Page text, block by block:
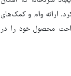
ارائه وام و کمک‌های
راحت محصول خود را در